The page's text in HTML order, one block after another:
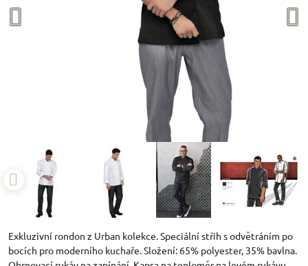
Exkluzivní rondon z Urban kolekce. Speciální střih s odvětráním po
bocích pro moderního kuchaře. Složení: 65% polyester, 35% bavlna.